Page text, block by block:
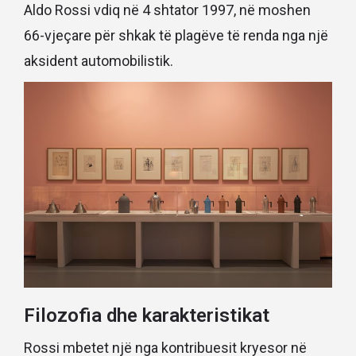
Aldo Rossi vdiq në 4 shtator 1997, në moshen
66-vjeçare për shkak të plagëve të renda nga një
aksident automobilistik.
Filozofia dhe karakteristikat
Rossi mbetet një nga kontribuesit kryesor në